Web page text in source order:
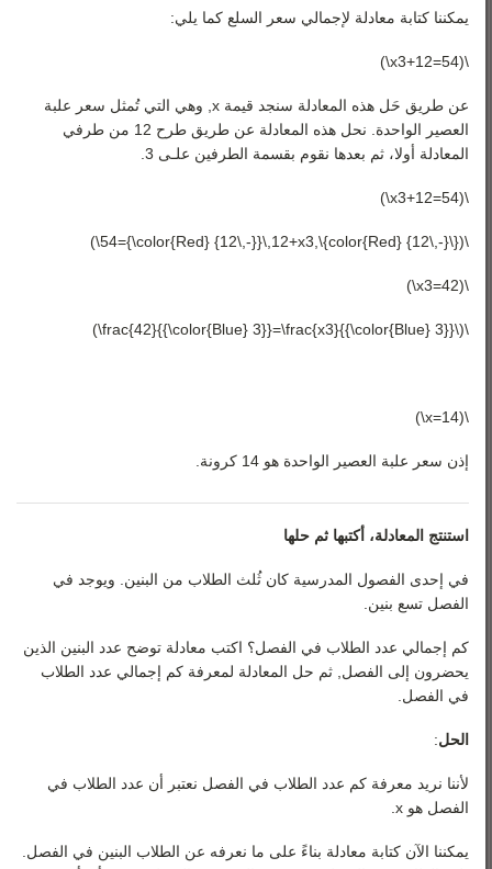
يمكننا كتابة معادلة لإجمالي سعر السلع كما يلي:
\(54=12+x3\)
عن طريق حَل هذه المعادلة سنجد قيمة x, وهي التي تُمثل سعر علبة
العصير الواحدة. نحل هذه المعادلة عن طريق طرح 12 من طرفي
المعادلة أولا، ثم بعدها نقوم بقسمة الطرفين علـى 3.
\(54=12+x3\)
\({\color{Red} {12\,-}}\,54={\color{Red} {12\,-}}\,12+x3\)
\(42=x3\)
\(\frac{42}{{\color{Blue} 3}}=\frac{x3}{{\color{Blue} 3}}\)
\(14=x\)
إذن سعر علبة العصير الواحدة هو 14 كرونة.
استنتج المعادلة، أكتبها ثم حلها
في إحدى الفصول المدرسية كان ثُلث الطلاب من البنين. ويوجد في
الفصل تسع بنين.
كم إجمالي عدد الطلاب في الفصل؟ اكتب معادلة توضح عدد البنين الذين
يحضرون إلى الفصل, ثم حل المعادلة لمعرفة كم إجمالي عدد الطلاب
في الفصل.
الحل:
لأننا نريد معرفة كم عدد الطلاب في الفصل نعتبر أن عدد الطلاب في
الفصل هو x.
يمكننا الآن كتابة معادلة بناءً على ما نعرفه عن الطلاب البنين في الفصل.